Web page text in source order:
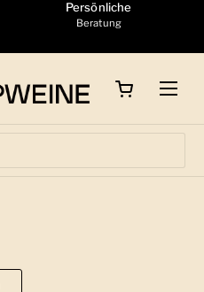
Persönliche
Beratung